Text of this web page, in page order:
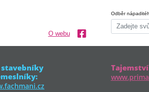
O webu
Odběr
stavebníky